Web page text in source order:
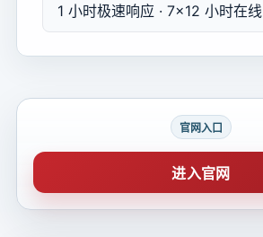
1 小时极速响应 · 7×12 小时在线
官网入口
进入官网